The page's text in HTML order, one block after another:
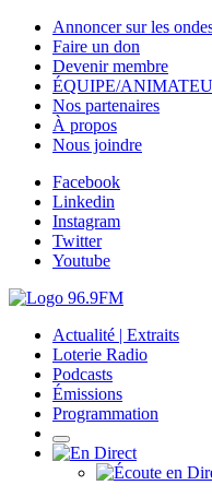
Annoncer sur les
Faire un don
Devenir membre
ÉQUIPE/
Nos partenaires
À propos
Nous joindre
Facebook
Linkedin
Instagram
Twitter
Youtube
Actualité | Extraits
Loterie Radio
Podcasts
Émissions
Programmation